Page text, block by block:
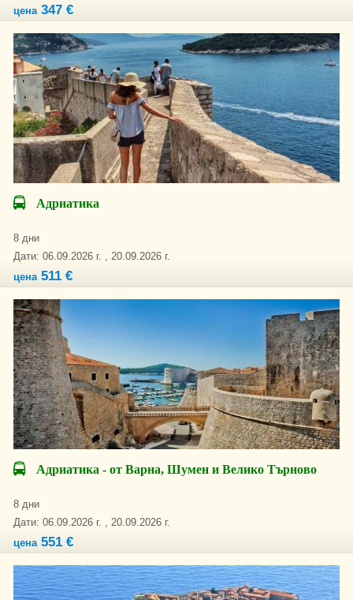
цена347 €
Адриатика
8 дни
Дати: 06.09.2026 г. , 20.09.2026 г.
цена511 €
Адриатика - от Варна, Шумен и Велико Търново
8 дни
Дати: 06.09.2026 г. , 20.09.2026 г.
цена551 €